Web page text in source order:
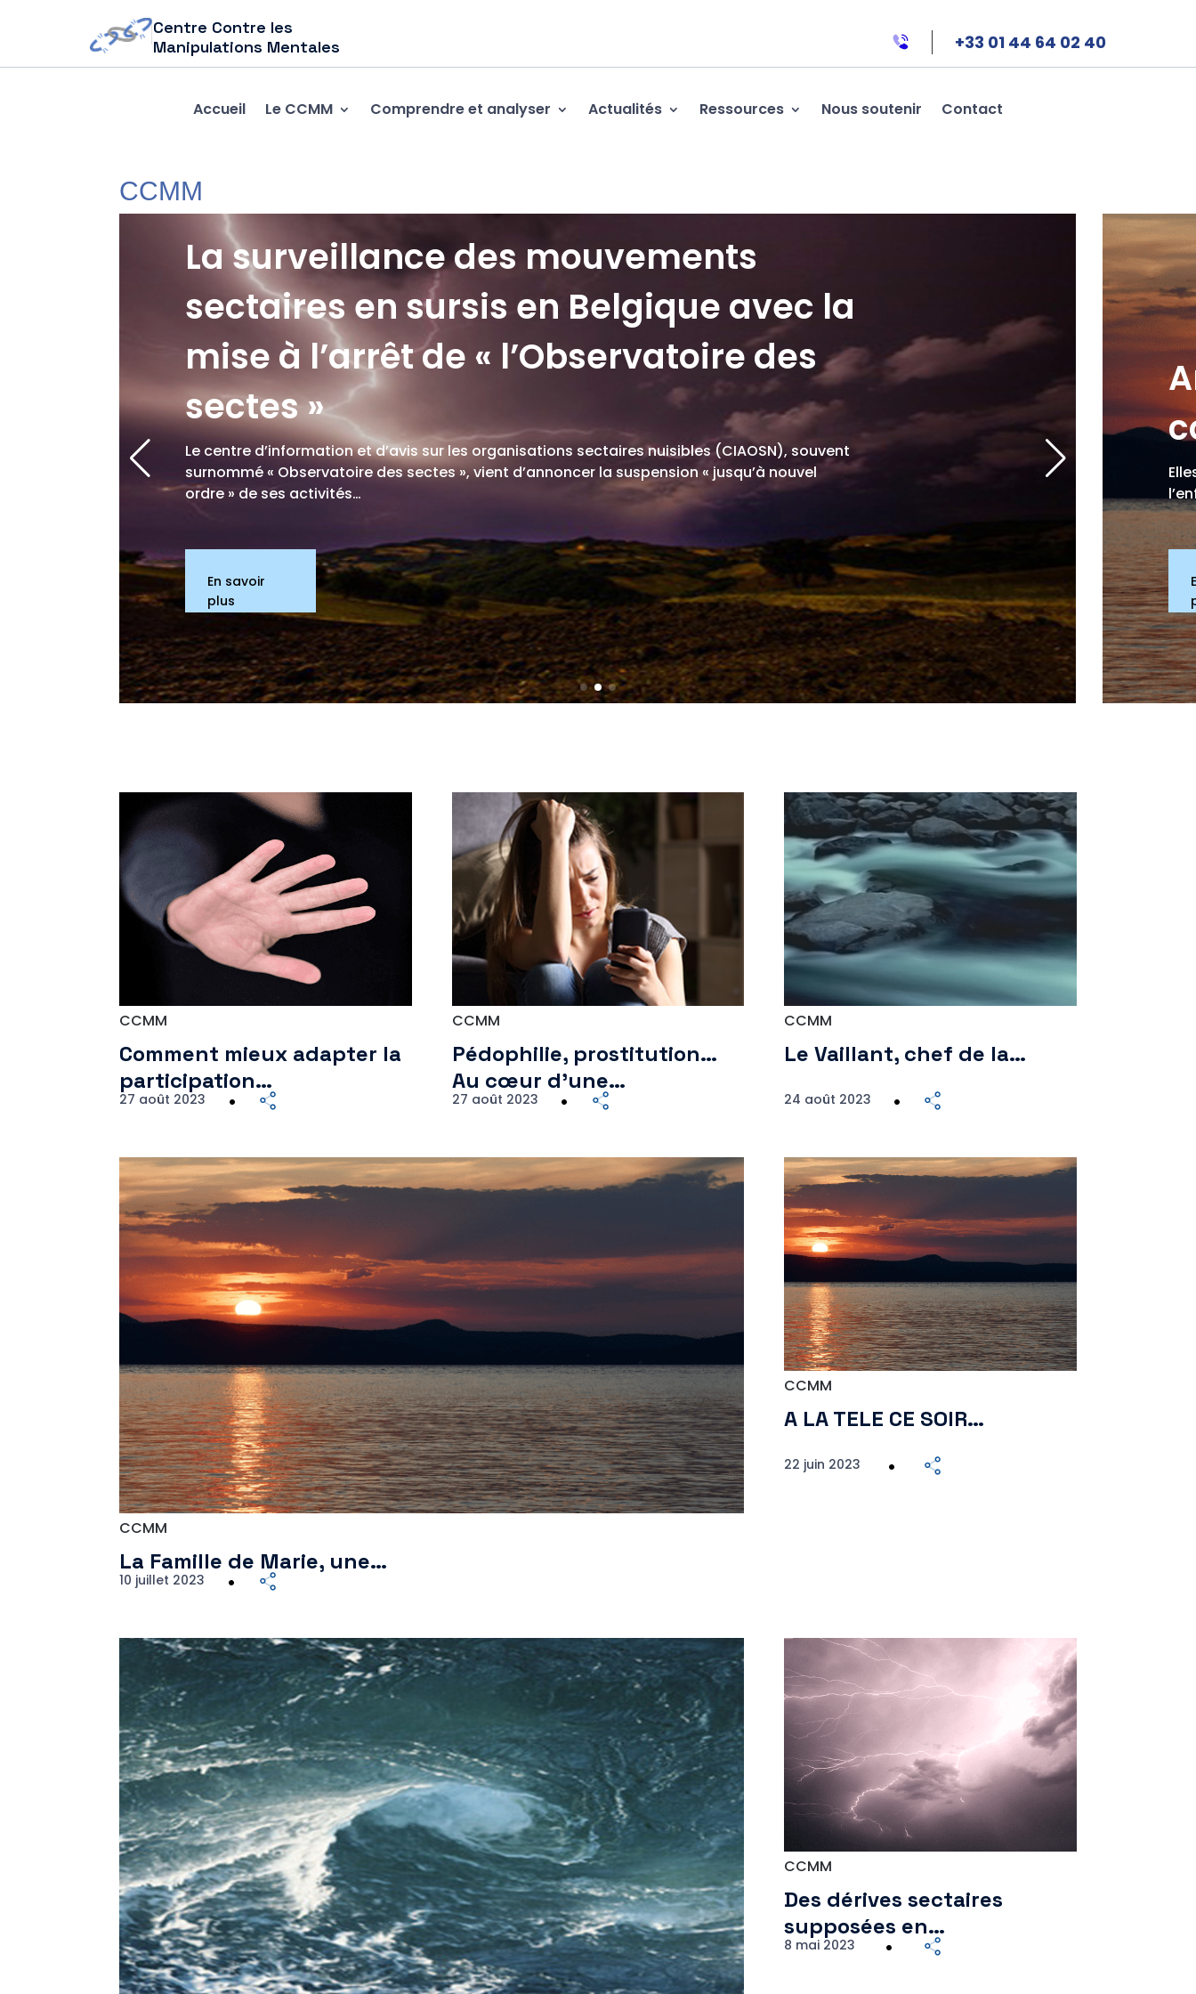
Centre Contre les
Manipulations Mentales
+33 01 44 64 02 40
Accueil Le CCMM Comprendre et analyser Actualités Ressources Nous soutenir Contact
CCMM
La surveillance des mouvements
sectaires en sursis en Belgique avec la
mise à l’arrêt de « l’Observatoire des
sectes »
Le centre d’information et d’avis sur les organisations sectaires nuisibles (CIAOSN), souvent
surnommé « Observatoire des sectes », vient d’annoncer la suspension « jusqu’à nouvel
ordre » de ses activités…
En savoir
plus
CCMM
Comment mieux adapter la
participation…
27 août 2023
CCMM
Pédophilie, prostitution…
Au cœur d’une…
27 août 2023
CCMM
Le Vaillant, chef de la…
24 août 2023
CCMM
La Famille de Marie, une…
10 juillet 2023
CCMM
A LA TELE CE SOIR…
22 juin 2023
CCMM
Des dérives sectaires
supposées en…
8 mai 2023